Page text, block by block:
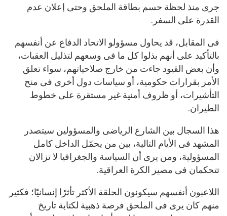
جرى منذ لحظة حسم بطاقة الملحق وحتى إعلان عدم
القدرة على السفر.
فى المقابل، قد يحاول مسؤولو الاتحاد الدفاع عن أنفسهم
بالتأكيد على أنهم بذلوا كل ما فى وسعهم لتذليل العقبات،
وأن بعض القيود جاءت من خارج صلاحياتهم، سواء تعلق
الأمر بقرارات حكومية، أو سياسات دول أخرى فى منح
التأشيرات، أو ظروف أمنية غير مستقرة على خطوط
الطيران.
هذا السجال بين الشارع الرياضى والمسؤولين سيتصدر
المشهد فى الأيام التالية، بين من يحمّل الداخل كامل
المسؤولية، ومن يرى أن السياسة والجغرافيا لا تزالان
تتحكمان فى مصير الكرة العراقية.
اللاعبون أنفسهم سيكونون الحلقة الأكثر تأثرًا إنسانيًا؛ فكثير
منهم كان يرى فى الملحق فرصة ذهبية لكتابة تاريخ